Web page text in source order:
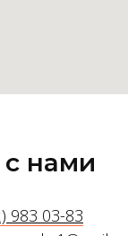
с нами
983 03-83